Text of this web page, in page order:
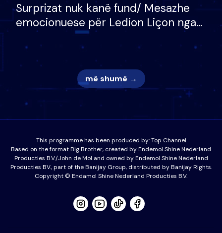
Surprizat nuk kanë fund/ Mesazhe
emocionuese për Ledion Liçon nga
nëna dhe fëmijët e tij, moderatori
nuk i mban dot lotët: Nuk meritoj…
më shumë →
This programme has been produced by:Top Channel
Based on the format Big Brother, created by Endemol Shine Nederland
Producties B.V./John de Mol and owned by Endemol Shine Nederland
Producties BV., part of the Banijay Group, distributed by Banijay Rights.
Copyright © Endamol Shine Nederland Producties B.V.